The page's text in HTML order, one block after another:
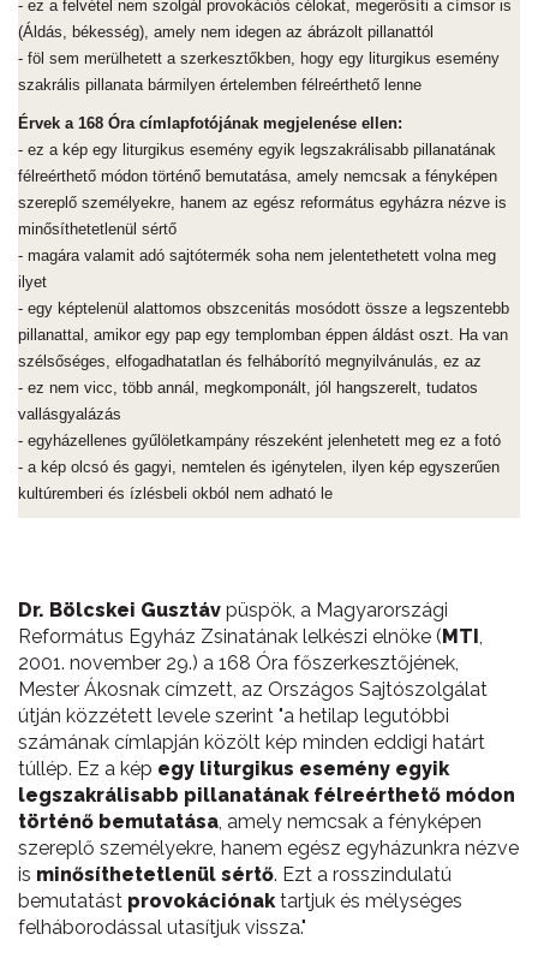
- ez a felvétel nem szolgál provokációs célokat, megerősíti a címsor is
(Áldás, békesség), amely nem idegen az ábrázolt pillanattól
- föl sem merülhetett a szerkesztőkben, hogy egy liturgikus esemény
szakrális pillanata bármilyen értelemben félreérthető lenne
Érvek a 168 Óra címlapfotójának megjelenése ellen:
- ez a kép egy liturgikus esemény egyik legszakrálisabb pillanatának
félreérthető módon történő bemutatása, amely nemcsak a fényképen
szereplő személyekre, hanem az egész református egyházra nézve is
minősíthetetlenül sértő
- magára valamit adó sajtótermék soha nem jelentethetett volna meg
ilyet
- egy képtelenül alattomos obszcenitás mosódott össze a legszentebb
pillanattal, amikor egy pap egy templomban éppen áldást oszt. Ha van
szélsőséges, elfogadhatatlan és felháborító megnyilvánulás, ez az
- ez nem vicc, több annál, megkomponált, jól hangszerelt, tudatos
vallásgyalázás
- egyházellenes gyűlöletkampány részeként jelenhetett meg ez a fotó
- a kép olcsó és gagyi, nemtelen és igénytelen, ilyen kép egyszerűen
kultúremberi és ízlésbeli okból nem adható le
Dr. Bölcskei Gusztáv püspök, a Magyarországi
Református Egyház Zsinatának lelkészi elnöke (MTI,
2001. november 29.) a 168 Óra főszerkesztőjének,
Mester Ákosnak címzett, az Országos Sajtószolgálat
útján közzétett levele szerint "a hetilap legutóbbi
számának címlapján közölt kép minden eddigi határt
túllép. Ez a kép egy liturgikus esemény egyik
legszakrálisabb pillanatának félreérthető módon
történő bemutatása, amely nemcsak a fényképen
szereplő személyekre, hanem egész egyházunkra nézve
is minősíthetetlenül sértő. Ezt a rosszindulatú
bemutatást provokációnaktartjuk és mélységes
felháborodással utasítjuk vissza."